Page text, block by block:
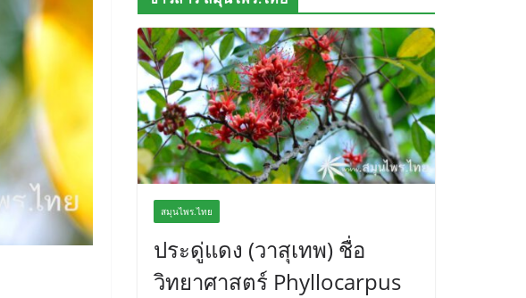
สมุนไพร.ไทย
ประดู่แดง (วาสุเทพ) ชื่อ
วิทยาศาสตร์ Phyllocarpus